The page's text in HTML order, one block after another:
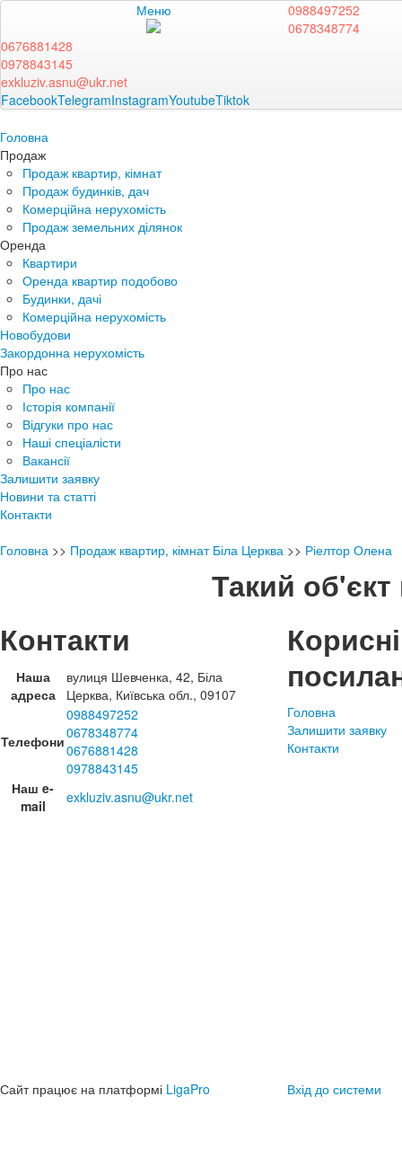
Меню
0988497252
0678348774
0676881428
0978843145
exkluziv.asnu@ukr.net
FacebookTelegramInstagramYoutubeTiktok
Головна
Продаж
Продаж квартир, кімнат
Продаж будинків, дач
Комерційна нерухомість
Продаж земельних ділянок
Оренда
Квартири
Оренда квартир подобово
Будинки, дачі
Комерційна нерухомість
Новобудови
Закордонна нерухомість
Про нас
Про нас
Історія компанії
Відгуки про нас
Наші спеціалісти
Вакансії
Залишити заявку
Новини та статті
Контакти
Головна >> Продаж квартир, кімнат Біла Церква >> Ріелтор Олена
Такий об'єкт
Контакти
Наша
адреса
вулиця Шевченка, 42, Біла
Церква, Київська обл., 09107
Телефони
0988497252
0678348774
0676881428
0978843145
Наш e-
mail
exkluziv.asnu@ukr.net
Корисні
Головна
Залишити заявку
Контакти
Сайт працює на платформі LigaPro Вхід до системи